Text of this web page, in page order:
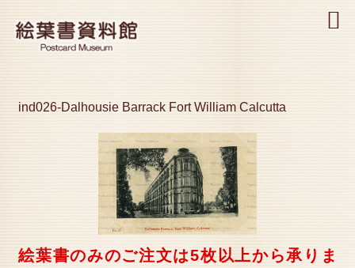
ind026-Dalhousie Barrack Fort William Calcutta
絵葉書のみのご注文は5枚以上から承りま